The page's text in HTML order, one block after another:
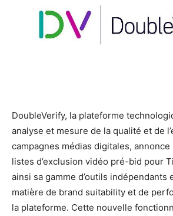
DoubleVerify, la plateforme
analyse et mesure de la qualité et de
campagnes médias digitales,
listes d’exclusion vidéo pré-bid pour
ainsi sa gamme d’outils indépendants
matière de brand suitability et de
la plateforme. Cette nouvelle